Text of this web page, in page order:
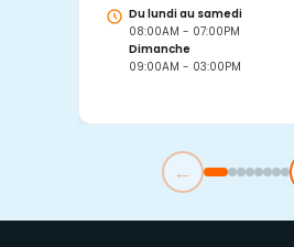
Du lundi au samedi
08:00AM - 07:00PM
Dimanche
09:00AM - 03:00PM
←